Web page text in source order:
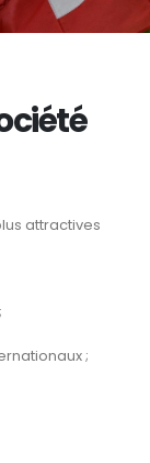
attractives
;